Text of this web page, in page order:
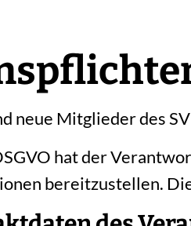
neue Mitglieder des
hat der
bereitzustellen.